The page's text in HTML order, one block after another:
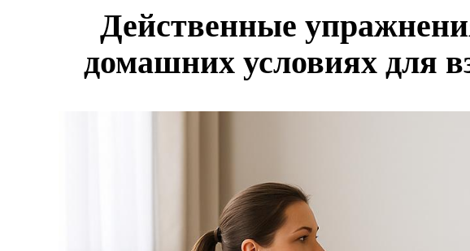
Действенные
домашних условиях для